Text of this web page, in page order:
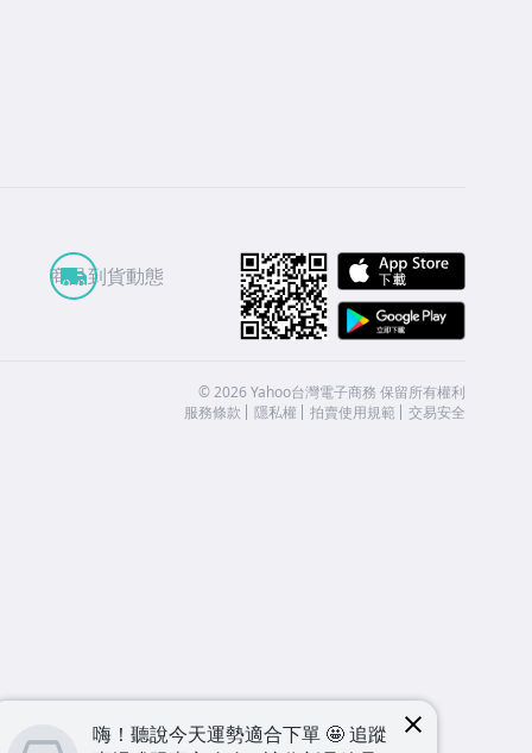
商品到貨動態
©2026 Yahoo台灣電子商務 保留所有權利
服務條款
隱私權 拍賣使用規範 交易安全